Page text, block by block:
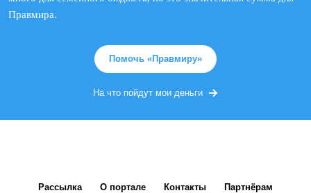
Правмира.
Помочь «Правмиру»
На что пойдут мои деньги
Рассылка О портале Контакты Партнёрам